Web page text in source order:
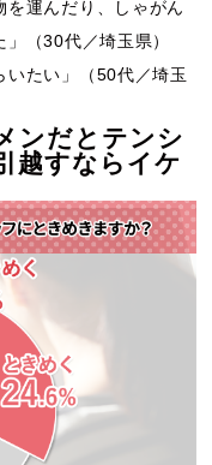
を運んだり、しゃがん
（30代／埼玉県）
いたい」（50代／埼玉
ンだとテンシ
越すならイケ